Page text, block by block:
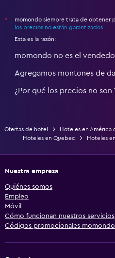
*
momondo siempre trata de obtener
los precios no están garantizados
Esta es la razón:
momondo no es el
Agregamos montones de
¿Por qué los precios no son
Ofertas de hotel Hoteles en América
Hoteles en Quebec
Hoteles
Nuestra empresa
Quiénes somos
Empleo
Móvil
Cómo funcionan nuestros servicios
Códigos promocionales momondo